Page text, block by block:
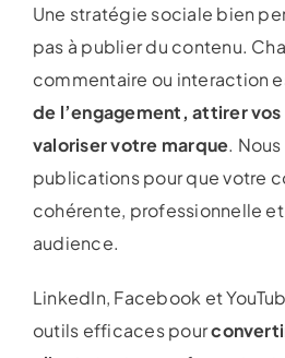
Une stratégie sociale bien
pas à publier du contenu.
commentaire ou interaction
de l’engagement, attirer
valoriser votre marque.
publications pour que votre
cohérente, professionnelle
audience.
LinkedIn, Facebook et
outils efficaces pour